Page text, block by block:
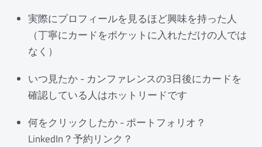
実際にプロフィールを見るほど興味を持った人
（丁寧にカードをポケットに入れただけの人では
なく）
いつ見たか - カンファレンスの3日後にカードを
確認している人はホットリードです
何をクリックしたか - ポートフォリオ？
LinkedIn？予約リンク？